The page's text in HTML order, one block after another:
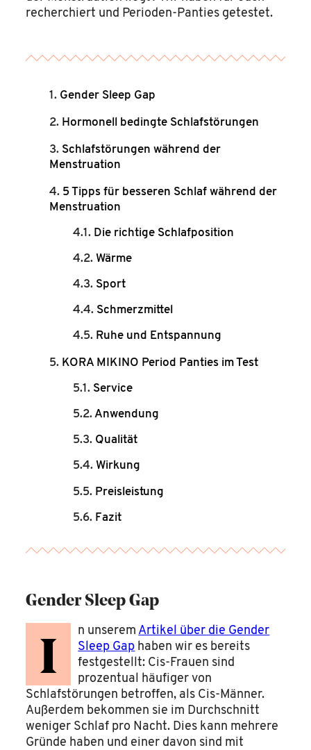
recherchiert und Perioden-Panties getestet.
Gender Sleep Gap
Hormonell bedingte Schlafstörungen
Schlafstörungen während der
Menstruation
5 Tipps für besseren Schlaf während der
Menstruation
Die richtige Schlafposition
Wärme
Sport
Schmerzmittel
Ruhe und Entspannung
KORA MIKINO Period Panties im Test
Service
Anwendung
Qualität
Wirkung
Preisleistung
Fazit
Gender Sleep Gap
I
n unserem Artikel über die Gender
Sleep Gap haben wir es bereits
festgestellt: Cis-Frauen sind
prozentual häufiger von
Schlafstörungen betroffen, als Cis-Männer.
Außerdem bekommen sie im Durchschnitt
weniger Schlaf pro Nacht. Dies kann mehrere
Gründe haben und einer davon sind mit